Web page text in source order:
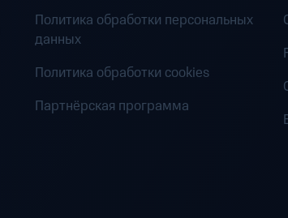
Политика обработки персональных
данных
Политика обработки cookies
Партнёрская программа